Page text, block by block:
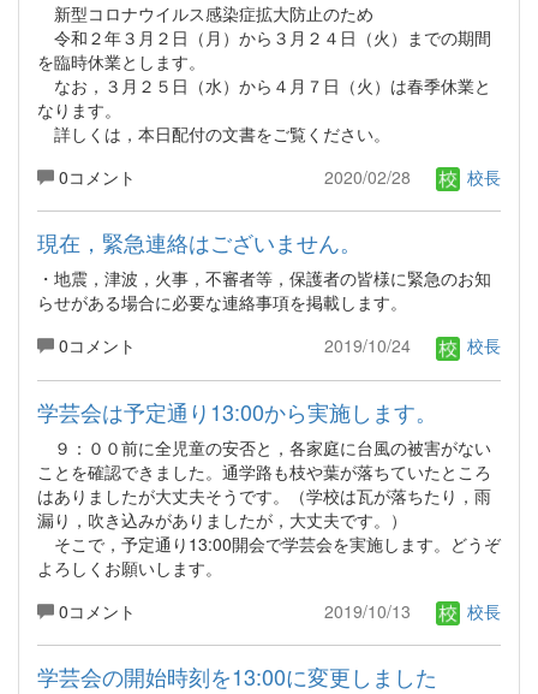
新型コロナウイルス感染症拡大防止のため
令和２年３月２日（月）から３月２４日（火）までの期間
を臨時休業とします。
なお，３月２５日（水）から４月７日（火）は春季休業と
なります。
詳しくは，本日配付の文書をご覧ください。
0コメント
2020/02/28 校長
現在，緊急連絡はございません。
・地震，津波，火事，不審者等，保護者の皆様に緊急のお知
らせがある場合に必要な連絡事項を掲載します。
0コメント
2019/10/24 校長
学芸会は予定通り13:00から実施します。
９：００前に全児童の安否と，各家庭に台風の被害がない
ことを確認できました。通学路も枝や葉が落ちていたところ
はありましたが大丈夫そうです。（学校は瓦が落ちたり，雨
漏り，吹き込みがありましたが，大丈夫です。）
そこで，予定通り13:00開会で学芸会を実施します。どうぞ
よろしくお願いします。
0コメント
2019/10/13 校長
学芸会の開始時刻を13:00に変更しました